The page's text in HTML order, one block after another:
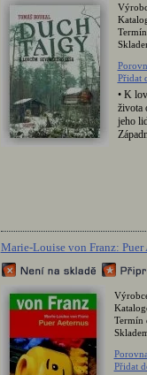
Přidat
• K
života
jeho
Marie-Louise von Franz: Puer
Termín
Přidat